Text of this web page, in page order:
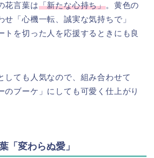
花言葉は「新たな心持ち」。黄色の
せ「心機一転、誠実な気持ちで」
トを切った人を応援するときにも良
しても人気なので、組み合わせて
のブーケ」にしても可愛く仕上がり
「変わらぬ愛」